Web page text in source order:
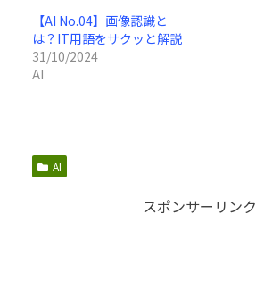
【AI No.04】画像認識と
は？IT用語をサクッと解説
31/10/2024
AI
AI
スポンサーリンク